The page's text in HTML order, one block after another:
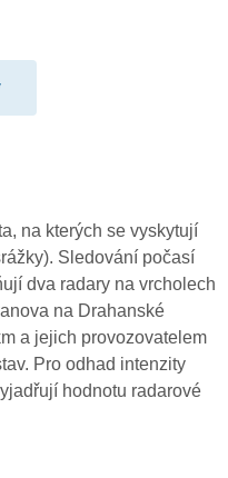
na kterých se vyskytují
Sledování počasí
dva radary na vrcholech
na Drahanské
a jejich provozovatelem
Pro odhad intenzity
hodnotu radarové